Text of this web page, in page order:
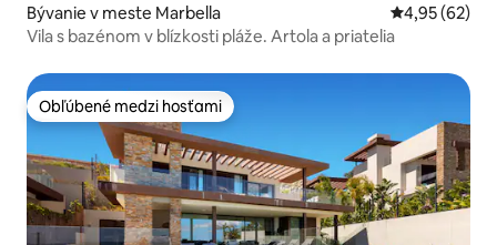
Bývanie v meste Marbella Priemerné
4,95 (62)
Vila s bazénom v blízkosti pláže. Artola a priatelia
Obľúbené medzi hosťami
Obľúbené medzi hosťami